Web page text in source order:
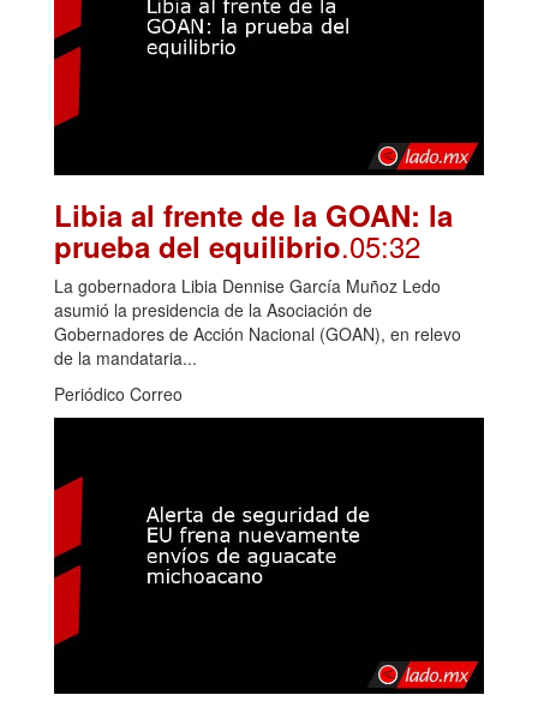
Libia al frente de la GOAN: la
prueba del equilibrio.05:32
La gobernadora Libia Dennise García Muñoz Ledo
asumió la presidencia de la Asociación de
Gobernadores de Acción Nacional (GOAN), en relevo
de la mandataria...
Periódico Correo